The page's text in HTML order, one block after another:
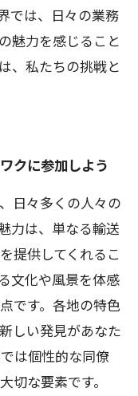
では、日々の業務
魅力を感じること
、私たちの挑戦と
クに参加しよう
日々多くの人々の
力は、単なる輸送
提供してくれるこ
文化や風景を体感
です。各地の特色
しい発見があなた
は個性的な同僚
切な要素です。